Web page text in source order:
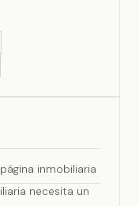
inmobiliaria
necesita un